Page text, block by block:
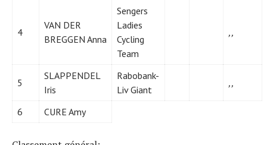
4
VAN DER
BREGGEN Anna
Sengers
Ladies
Cycling
Team
,,
5
SLAPPENDEL
Iris
Rabobank-
Liv Giant
,,
6 CURE Amy